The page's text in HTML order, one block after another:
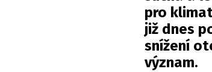
pro
již dnes
snížení
význam.